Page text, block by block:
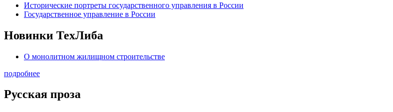
Исторические портреты государственного управления в России
Государственное управление в России
Новинки ТехЛиба
О монолитном жилищном строительстве
подробнее
Русская проза